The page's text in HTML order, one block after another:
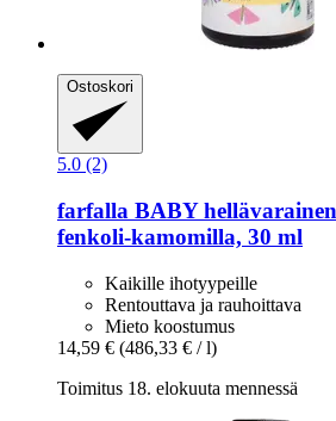
Ostoskori
5.0 (2)
farfalla BABY
fenkoli-​kamomilla, 30 ml
Kaikille ihotyypeille
Rentouttava ja rauhoittava
Mieto koostumus
14,59 € (486,33 € / l)
Toimitus 18. elokuuta mennessä